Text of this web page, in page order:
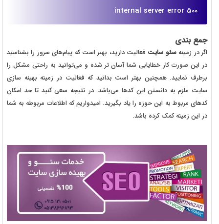
internal server error 500
جمع بندی
اگر در زمینهسئو سایت فعالیت دارید، بهتر است که پیام‌های سرور را بشناسید
در این صورت کار خطایابی شما آسان تر شده و می‌توانید به راحتی مشکل را
برطرف نمایید. همچنین بهتر است بدانید که فعالیت در زمینه بهینه سازی
سایت ملزم به دانستن این کدها می‌باشد. در نتیجه سعی کنید تا حد امکان
کدهای مربوط به این حوزه را یاد بگیرید. امیدواریم که اطلاعات مربوطه به شما
در این زمینه کمک کرده باشد.